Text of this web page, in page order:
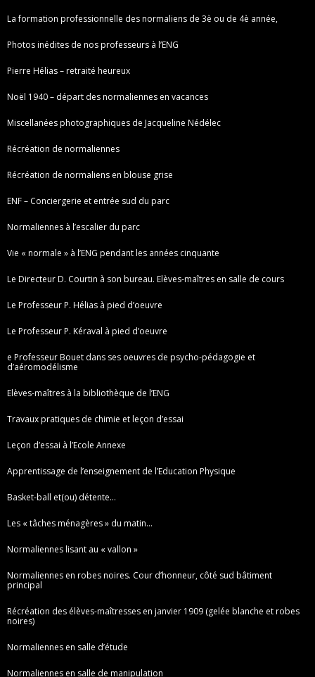
La formation professionnelle des normaliens de 3è ou de 4è année,
Photos inédites de nos professeurs à l’ENG
Pierre Hélias – retraité heureux
Noël 1940 – départ des normaliennes en vacances
Miscellanées photographiques de Jacqueline Nédélec
Récréation de normaliennes
Récréation de normaliens en blouse grise
ENF – Conciergerie et entrée sud du parc
Normaliennes à l’escalier du parc
Vie « normale » à l’ENG pendant les années cinquante
Le Directeur D. Courtin à son bureau. Elèves-maîtres en salle de cours
Le Professeur P. Hélias à pied d’oeuvre
Le Professeur P. Kéraval à pied d’oeuvre
e Professeur Bouet dans ses oeuvres de psycho-pédagogie et
d’aéromodélisme
Elèves-maîtres à la bibliothèque de l’ENG
Travaux pratiques de chimie et leçon d’essai
Leçon d’essai à l’Ecole Annexe
Apprentissage de l’enseignement de l’Education Physique
Basket-ball et(ou) détente…
Les « tâches ménagères » du matin…
Normaliennes lisant au « vallon »
Normaliennes en robes noires. Cour d’honneur, côté sud bâtiment
principal
Récréation des élèves-maîtresses en janvier 1909 (gelée blanche et robes
noires)
Normaliennes en salle d’étude
Normaliennes en salle de manipulation